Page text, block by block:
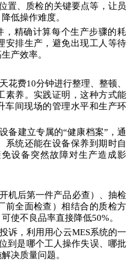
置、质检的关键要点等，让员
低操作难度。
，精确计算每个生产步骤的耗
安排生产，避免出现工人等待
产效率。
花费10分钟进行整理、整顿、
素养。实践证明，这种方式能
车间现场的管理水平和生产环
备建立专属的“健康档案”，通
系统还能在设备保养到期时自
设备突然故障对生产造成影
机后第一件产品必查）、抽检
前全面检查）相结合的质检方
使不良品率直接降低50%。
诉，利用用心云MES系统的一
到是哪个工人操作失误、哪批
决质量问题。